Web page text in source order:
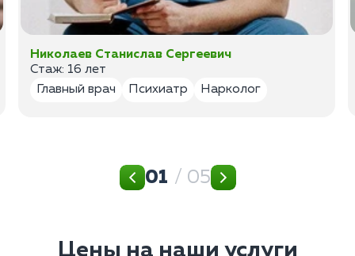
Николаев Станислав Сергеевич
Стаж: 16 лет
Главный врач
Психиатр Нарколог
01 / 05
Цены на наши услуги